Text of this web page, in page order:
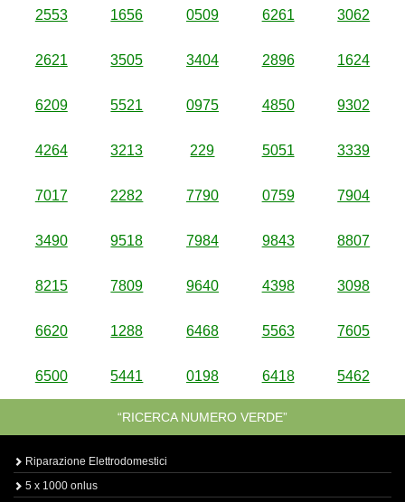
2553 1656 0509 6261 3062
2621 3505 3404 2896 1624
6209 5521 0975 4850 9302
4264 3213 229 5051 3339
7017 2282 7790 0759 7904
3490 9518 7984 9843 8807
8215 7809 9640 4398 3098
6620 1288 6468 5563 7605
6500 5441 0198 6418 5462
“RICERCA NUMERO VERDE”
Riparazione Elettrodomestici
5 x 1000 onlus